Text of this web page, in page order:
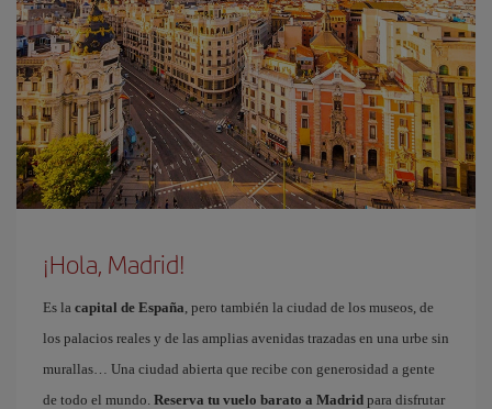
¡Hola, Madrid!
Es la capital de España, pero también la ciudad de los museos, de
los palacios reales y de las amplias avenidas trazadas en una urbe sin
murallas… Una ciudad abierta que recibe con generosidad a gente
de todo el mundo. Reserva tu vuelo barato a Madrid para disfrutar